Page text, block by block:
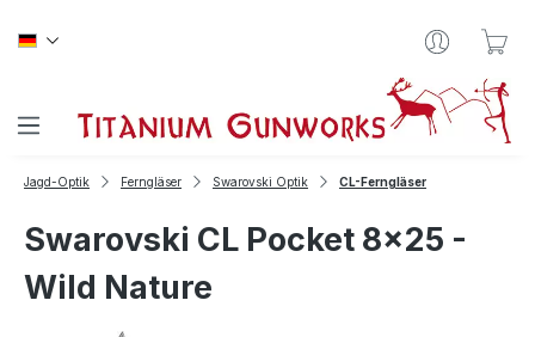
Jagd-Optik Ferngläser Swarovski Optik CL-Ferngläser
Swarovski CL Pocket 8x25 -
Wild Nature